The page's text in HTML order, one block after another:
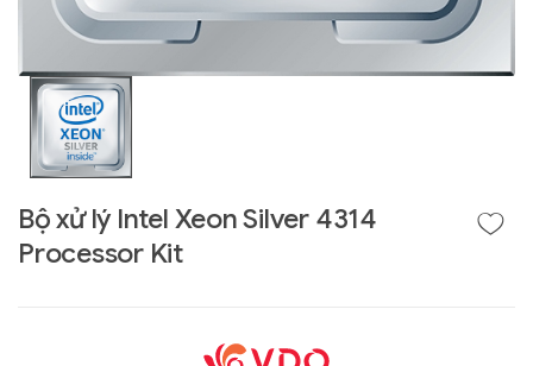
Bộ xử lý Intel Xeon Silver 4314
Processor Kit
AAP1)